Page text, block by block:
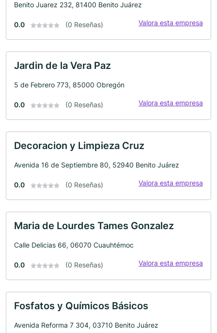
Benito Juarez 232, 81400 Benito Juárez
0.0 (0 Reseñas) Valora esta empresa
Jardin de la Vera Paz
5 de Febrero 773, 85000 Obregón
0.0 (0 Reseñas) Valora esta empresa
Decoracion y Limpieza Cruz
Avenida 16 de Septiembre 80, 52940 Benito Juárez
0.0 (0 Reseñas) Valora esta empresa
Maria de Lourdes Tames Gonzalez
Calle Delicias 66, 06070 Cuauhtémoc
0.0 (0 Reseñas) Valora esta empresa
Fosfatos y Químicos Básicos
Avenida Reforma 7 304, 03710 Benito Juárez